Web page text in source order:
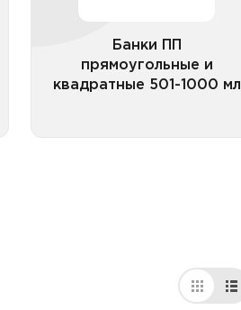
Банки ПП
прямоугольные и
квадратные 501-1000 мл